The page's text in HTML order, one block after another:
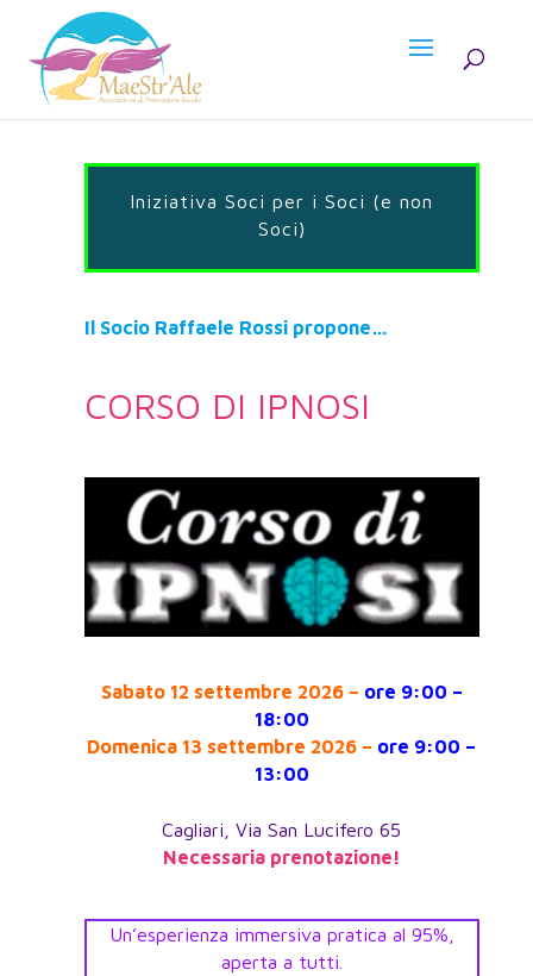
Iniziativa Soci per i Soci (e non
Soci)
Il Socio Raffaele Rossi propone…
CORSO DI IPNOSI
Sabato 12 settembre 2026 – ore 9:00 –
18:00
Domenica 13 settembre 2026 – ore 9:00 –
13:00
Cagliari, Via San Lucifero 65
Necessaria prenotazione!
Un’esperienza immersiva pratica al 95%,
aperta a tutti.